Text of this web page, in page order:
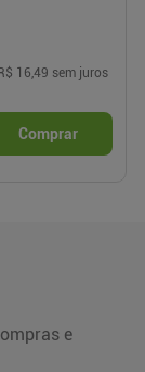
16,49 sem juros
Comprar
e